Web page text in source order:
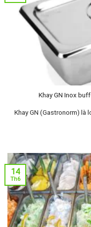
Khay GN Inox
Khay GN (Gastronorm) là
14
Th6